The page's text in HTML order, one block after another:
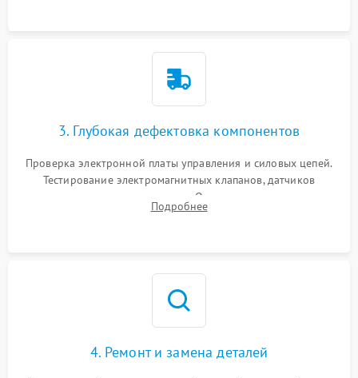
3. Глубокая дефектовка компонентов
Проверка электронной платы управления и силовых цепей.
Тестирование электромагнитных клапанов, датчиков
температуры и расходомера. Оценка степени износа
жерновов кофемолки, уплотнительных колец гидросистемы
Подробнее
4. Ремонт и замена деталей